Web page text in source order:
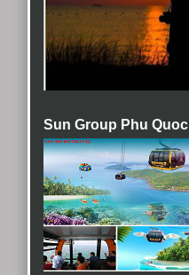
Sun Group Phu Quoc